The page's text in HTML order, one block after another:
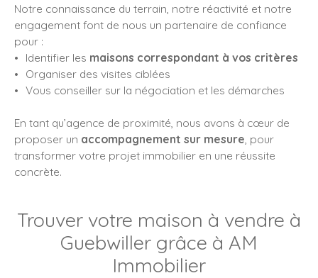
Notre connaissance du terrain, notre réactivité et notre
engagement font de nous un partenaire de confiance
pour :
Identifier les maisons correspondant à vos critères
Organiser des visites ciblées
Vous conseiller sur la négociation et les démarches
En tant qu’agence de proximité, nous avons à cœur de
proposer un accompagnement sur mesure, pour
transformer votre projet immobilier en une réussite
concrète.
Trouver votre maison à vendre à
Guebwiller grâce à AM
Immobilier